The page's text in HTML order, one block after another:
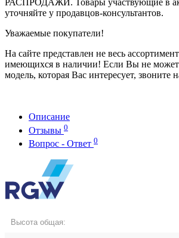
РАСПРОДАЖИ. Товары участвующие в
уточняйте у продавцов-консультантов.
Уважаемые покупатели!
На сайте представлен не весь
имеющихся в наличии! Если Вы не
модель, которая Вас интересует,
Описание
Отзывы 0
Вопрос - Ответ 0
Высота общая: